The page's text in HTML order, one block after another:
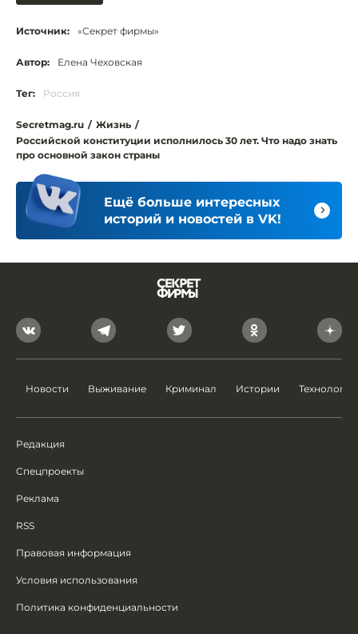
Источник: «Секрет фирмы»
Автор: Елена Чеховская
Тег: Россия
Secretmag.ru / Жизнь /
Российской конституции исполнилось 30 лет. Что надо знать
про основной закон страны
Ещё больше интересных
историй и новостей в VK!
Новости Выживание Криминал Истории Технологии
Редакция
Спецпроекты
Реклама
RSS
Правовая информация
Условия использования
Политика конфиденциальности